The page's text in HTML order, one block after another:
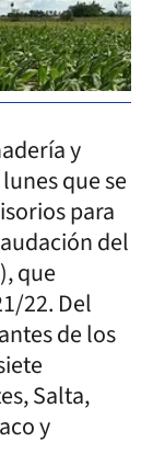
y
que se
para
del
que
22. Del
de los
Salta,
y